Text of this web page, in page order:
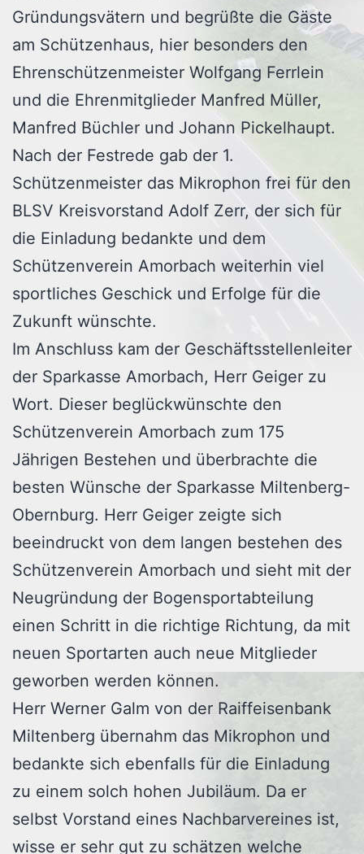
Gründungsvätern und begrüßte die Gäste
am Schützenhaus, hier besonders den
Ehrenschützenmeister Wolfgang Ferrlein
und die Ehrenmitglieder Manfred Müller,
Manfred Büchler und Johann Pickelhaupt.
Nach der Festrede gab der 1.
Schützenmeister das Mikrophon frei für den
BLSV Kreisvorstand Adolf Zerr, der sich für
die Einladung bedankte und dem
Schützenverein Amorbach weiterhin viel
sportliches Geschick und Erfolge für die
Zukunft wünschte.
Im Anschluss kam der Geschäftsstellenleiter
der Sparkasse Amorbach, Herr Geiger zu
Wort. Dieser beglückwünschte den
Schützenverein Amorbach zum 175
Jährigen Bestehen und überbrachte die
besten Wünsche der Sparkasse Miltenberg-
Obernburg. Herr Geiger zeigte sich
beeindruckt von dem langen bestehen des
Schützenverein Amorbach und sieht mit der
Neugründung der Bogensportabteilung
einen Schritt in die richtige Richtung, da mit
neuen Sportarten auch neue Mitglieder
geworben werden können.
Herr Werner Galm von der Raiffeisenbank
Miltenberg übernahm das Mikrophon und
bedankte sich ebenfalls für die Einladung
zu einem solch hohen Jubiläum. Da er
selbst Vorstand eines Nachbarvereines ist,
wisse er sehr gut zu schätzen welche